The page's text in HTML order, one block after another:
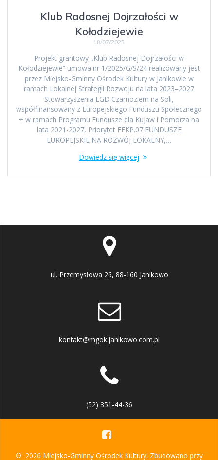
Klub Radosnej Dojrzałości w
Kołodziejewie
18/07/2025
Projekt grantowy „Klub Radosnej Dojrzałości w
Kołodziejewie” umowa nr 1/2025/G/S/24 realizowany jest
przez Miejsko-Gminny Ośrodek Kultury w Janikowie w
ramach Lokalnej Strategii Rozwoju na lata 2023–2027
Stowarzyszenia LGD Czarnoziem na Soli,
współfinansowany z Europejskiego Funduszu Społecznego
+ w ramach Programu Fundusze dla Kujaw i Pomorza na
lata 2021-2027, Priorytet FEKP.07 FUNDUSZE
EUROPEJSKIE NA ROZWÓJ LOKALNY,…
Dowiedz się więcej
ul. Przemysłowa 26, 88-160 Janikowo
kontakt@mgok.janikowo.com.pl
(52) 351-44-36
© 2026 Miejsko-Gminny Ośrodek Kultury. Zbudowano przy